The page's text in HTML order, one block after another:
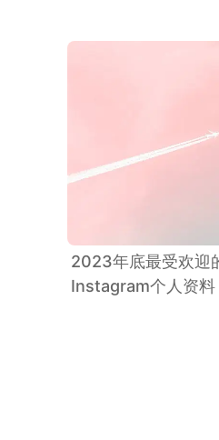
2023年底最受欢迎
Instagram个人资料